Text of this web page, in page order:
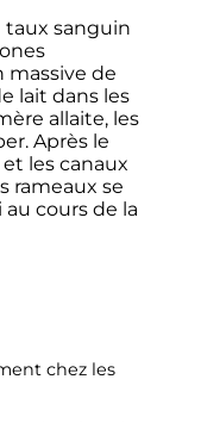
taux sanguin
massive de
lait dans les
allaite, les
Après le
les canaux
rameaux se
au cours de la
chez les